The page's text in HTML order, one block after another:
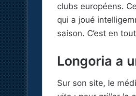
clubs européens.
qui a joué
saison. C’est en
Longoria a
Sur son site, le